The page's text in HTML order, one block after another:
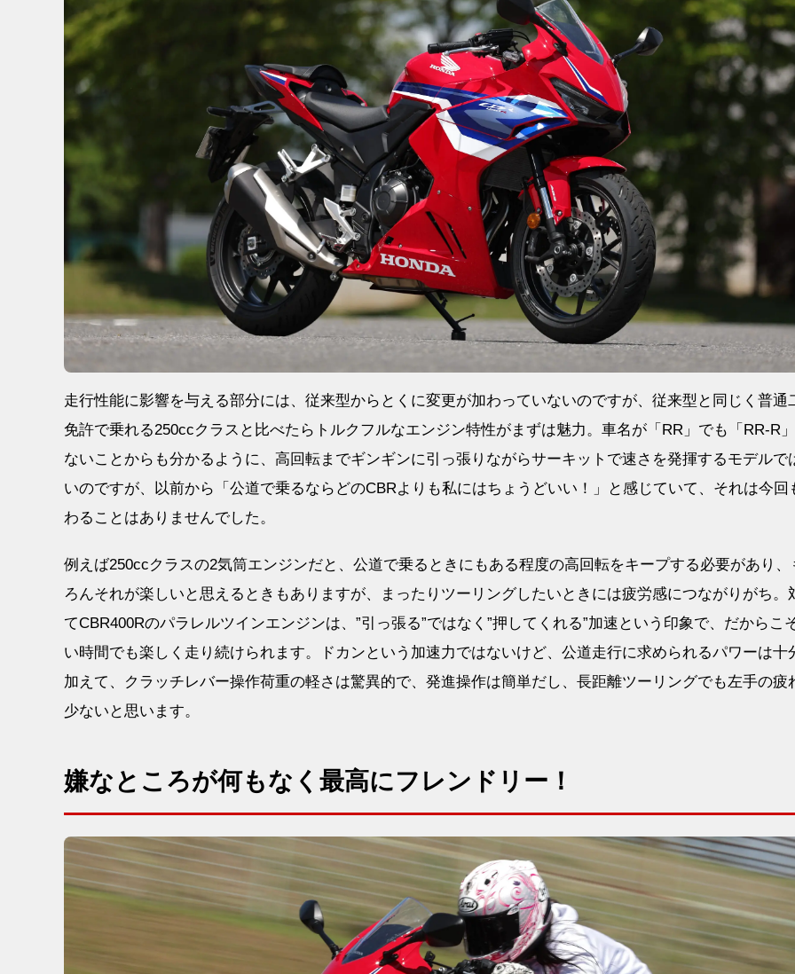
走行性能に影響を与える部分には、従来型からとくに変更が加わっていないのですが、従来型と同じく普通
免許で乗れる250ccクラスと比べたらトルクフルなエンジン特性がまずは魅力。車名が「RR」でも「RR-R
ないことからも分かるように、高回転までギンギンに引っ張りながらサーキットで速さを発揮するモデルで
いのですが、以前から「公道で乗るならどのCBRよりも私にはちょうどいい！」と感じていて、それは今回
わることはありませんでした。
例えば250ccクラスの2気筒エンジンだと、公道で乗るときにもある程度の高回転をキープする必要があり、
ろんそれが楽しいと思えるときもありますが、まったりツーリングしたいときには疲労感につながりがち。
てCBR400Rのパラレルツインエンジンは、”引っ張る”ではなく”押してくれる”加速という印象で、だからこ
い時間でも楽しく走り続けられます。ドカンという加速力ではないけど、公道走行に求められるパワーは十
加えて、クラッチレバー操作荷重の軽さは驚異的で、発進操作は簡単だし、長距離ツーリングでも左手の疲
少ないと思います。
嫌なところが何もなく最高にフレンドリー！